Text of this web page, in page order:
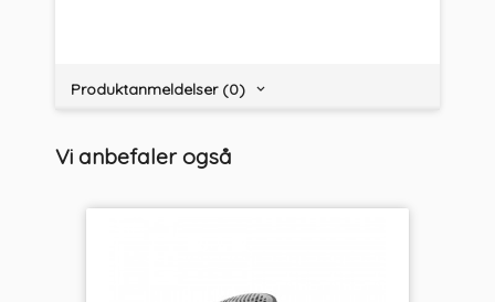
Produktanmeldelser (0)
Vi anbefaler også